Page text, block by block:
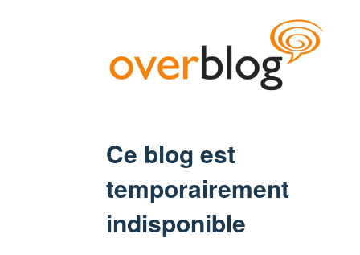
Ce blog est
temporairement
indisponible